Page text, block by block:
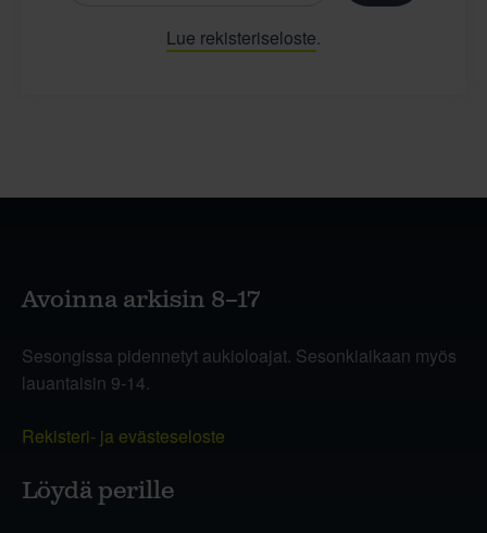
Lue rekisteriseloste.
Avoinna arkisin 8–17
Sesongissa pidennetyt aukioloajat. Sesonkiaikaan myös
lauantaisin 9-14.
Rekisteri- ja evästeseloste
Löydä perille